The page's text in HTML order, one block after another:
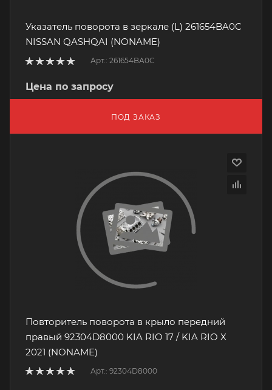
Указатель поворота в зеркале (L) 261654BA0C
NISSAN QASHQAI (NONAME)
Арт.: 261654BA0C
Цена по запросу
ПОД ЗАКАЗ
Повторитель поворота в крыло передний
правый 92304D8000 KIA RIO 17 / KIA RIO X
2021 (NONAME)
Арт.: 92304D8000